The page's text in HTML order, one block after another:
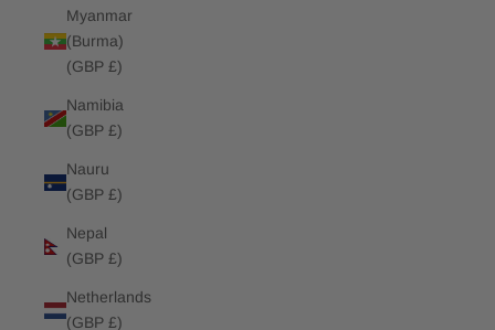
Myanmar
(Burma)
(GBP £)
Namibia
(GBP £)
Nauru
(GBP £)
Nepal
(GBP £)
Netherlands
(GBP £)